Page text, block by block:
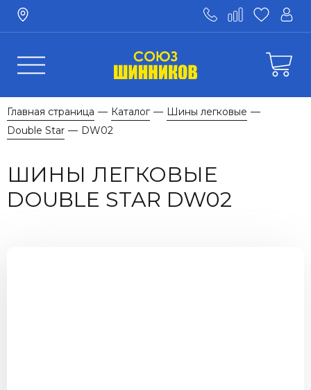
Главная страница — Каталог — Шины легковые —
Double Star — DW02
ШИНЫ ЛЕГКОВЫЕ
DOUBLE STAR DW02